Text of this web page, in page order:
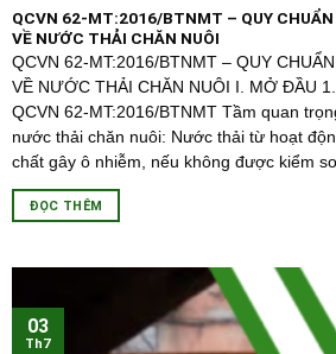
QCVN 62-MT:2016/BTNMT – QUY CHUẨN
VỀ NƯỚC THẢI CHĂN NUÔI
QCVN 62-MT:2016/BTNMT – QUY
VỀ NƯỚC THẢI CHĂN NUÔI I. MỞ ĐẦU
QCVN 62-MT:2016/BTNMT Tầm quan
nước thải chăn nuôi: Nước thải từ hoạt
chất gây ô nhiễm, nếu không được kiểm
ĐỌC THÊM
03
Th7